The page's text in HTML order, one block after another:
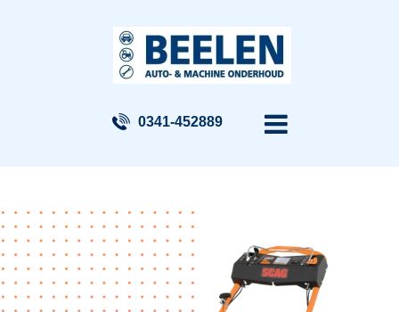
0341-452889